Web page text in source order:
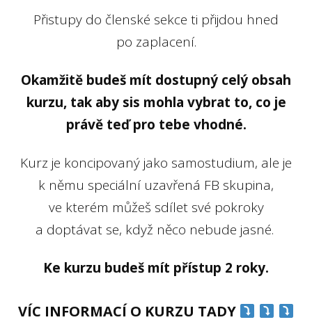
Přistupy do členské sekce ti přijdou hned
po zaplacení.
Okamžitě budeš mít dostupný celý obsah
kurzu, tak aby sis mohla vybrat to, co je
právě teď pro tebe vhodné.
Kurz je koncipovaný jako samostudium, ale je
k němu speciální uzavřená FB skupina,
ve kterém můžeš sdílet své pokroky
a doptávat se, když něco nebude jasné.
Ke kurzu budeš mít přístup 2 roky.
VÍC INFORMACÍ O KURZU TADY